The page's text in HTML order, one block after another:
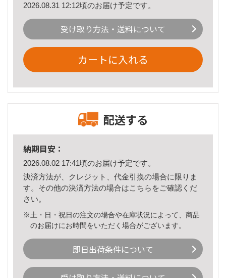
2026.08.31 12:12頃のお届け予定です。
受け取り方法・送料について
カートに入れる
配送する
納期目安：
2026.08.02 17:41頃のお届け予定です。
決済方法が、クレジット、代金引換の場合に限りま
す。その他の決済方法の場合はこちら をご確認くだ
さい。
※土・日・祝日の注文の場合や在庫状況によって、商品
のお届けにお時間をいただく場合がございます。
即日出荷条件について